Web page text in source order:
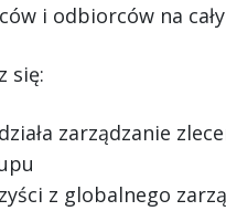
i odbiorców na
się:
zarządzanie
z globalnego